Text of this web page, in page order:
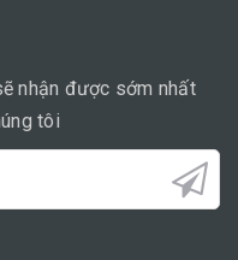
nhận được sớm nhất
tôi